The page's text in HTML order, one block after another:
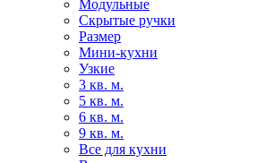
Модульные
Скрытые ручки
Размер
Мини-кухни
Узкие
3 кв. м.
5 кв. м.
6 кв. м.
9 кв. м.
Все для кухни